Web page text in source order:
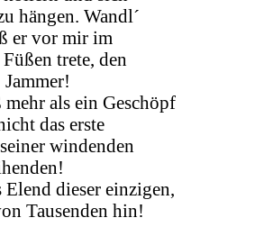
hängen. Wandl´
er vor mir im
trete, den
als ein Geschöpf
das erste
windenden
dieser einzigen,
Tausenden hin!